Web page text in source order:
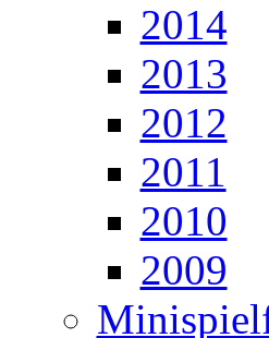
2014
2013
2012
2011
2010
2009